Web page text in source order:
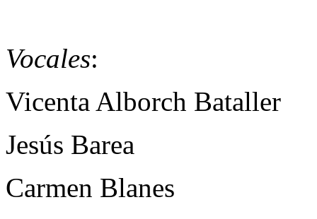
Vocales:
Vicenta Alborch Bataller
Jesús Barea
Carmen Blanes